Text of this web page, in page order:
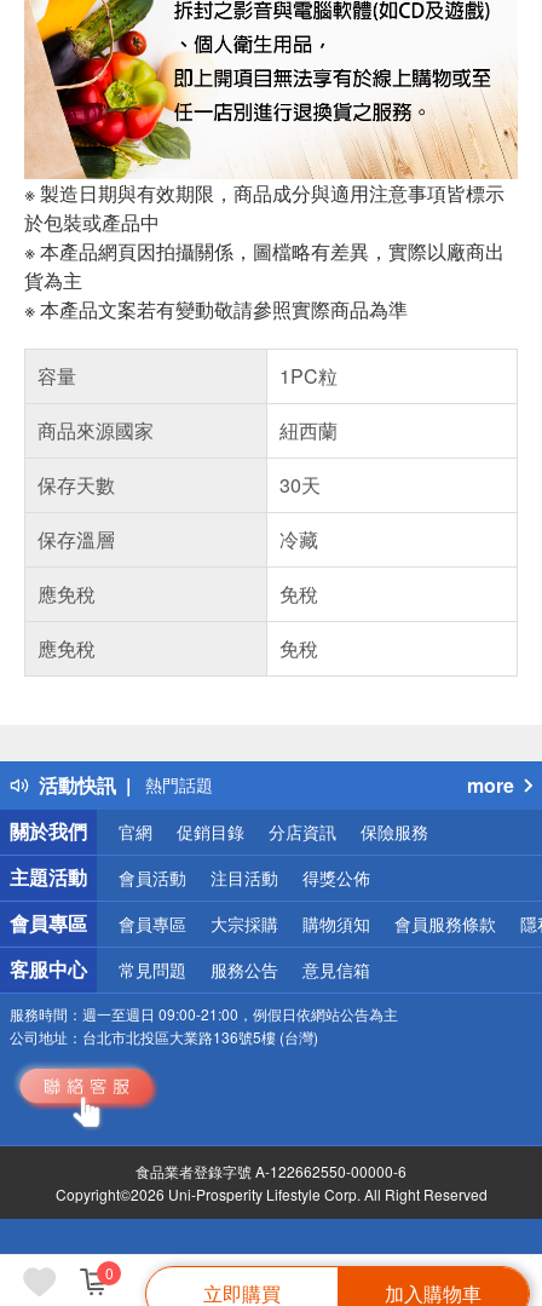
0
立即購買 加入購物車
※ 製造日期與有效期限，商品成分與適用注意事項皆標示
於包裝或產品中
※ 本產品網頁因拍攝關係，圖檔略有差異，實際以廠商出
貨為主
※ 本產品文案若有變動敬請參照實際商品為準
容量
1PC粒
商品來源國家
紐西蘭
保存天數
30天
保存溫層
冷藏
應免稅
免稅
應免稅
免稅
活動快訊
得獎公告
熱門話題
銀行優惠
偏遠地區配送
詐騙網頁！請小心！
more
關於我們
官網 促銷目錄 分店資訊 保險服務
主題活動 會員活動 注目活動 得獎公佈
會員專區 會員專區 大宗採購 購物須知 會員服務條款 隱
客服中心 常見問題 服務公告 意見信箱
服務時間： 週一至週日 09:00-21:00，例假日依網站公告為主
公司地址： 台北市北投區大業路136號5樓 (台灣)
食品業者登錄字號 A-122662550-00000-6
Copyright©2026 Uni-Prosperity Lifestyle Corp. All Right Reserved